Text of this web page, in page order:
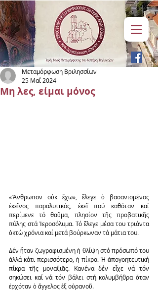
Μη λες, είμαι μόνος
Μεταμόρφωση Βριλησσίων
25 Μαΐ 2024
«Ἄνθρωπον οὐκ ἔχω», ἔλεγε ὁ βασανισμένος
ἐκεῖνος παραλυτικός, ἐκεῖ πού καθόταν καί
περίμενε τό θαῦμα, πλησίον τῆς προβατικῆς
πύλης στά Ἱεροσόλυμα. Τό ἔλεγε μέσα του τριάντα
ὀκτώ χρόνια καί μετά βούρκωναν τά μάτια του.
Δέν ἦταν ζωγραφισμένη ἡ θλίψη στό πρόσωπό του
ἀλλά κάτι περισσότερο, ἡ πίκρα. Ἡ ἀπογοητευτική
πίκρα τῆς μοναξιᾶς. Κανένα δέν εἶχε νά τόν
σηκώσει καί νά τόν βάλει στή κολυμβήθρα ὅταν
ἐρχόταν ὁ ἄγγελος ἐξ οὐρανοῦ.